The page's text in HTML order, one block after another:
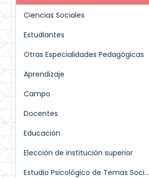
Ciencias Sociales
Estudiantes
Otras Especialidades Pedagógicas
Aprendizaje
Campo
Docentes
Educación
Elección de institución superior
Estudio Psicológico de Temas Soci...